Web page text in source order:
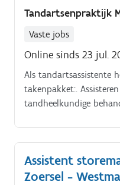
Tandartsenpraktijk
Vaste jobs
Online sinds 23 jul.
Als tandartsassistente
takenpakket:.
tandheelkundige
telefoon en agenda
instrumenten
opvolging van
vlotte en aangename
Assistent
Zoersel -